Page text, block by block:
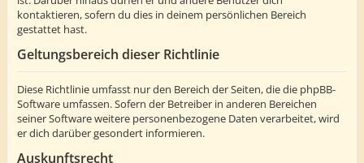
kontaktieren, sofern du dies in deinem persönlichen Bereich
gestattet hast.
Geltungsbereich dieser Richtlinie
Diese Richtlinie umfasst nur den Bereich der Seiten, die die phpBB-
Software umfassen. Sofern der Betreiber in anderen Bereichen
seiner Software weitere personenbezogene Daten verarbeitet, wird
er dich darüber gesondert informieren.
Auskunftsrecht